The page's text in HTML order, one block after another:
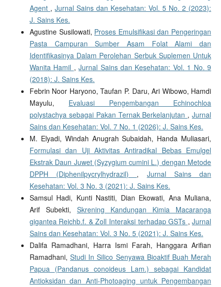
Agent , Jurnal Sains dan Kesehatan: Vol. 5 No. 2 (2023):
J. Sains Kes.
Agustine Susilowati, Proses Emulsifikasi dan Pengeringan
Pasta Campuran Sumber Asam Folat Alami dan
Identifikasinya Dalam Perolehan Serbuk Suplemen Untuk
Wanita Hamil ,Jurnal Sains dan Kesehatan: Vol. 1 No. 9
(2018): J. Sains Kes.
Febrin Noor Haryono, Taufan P. Daru, Ari Wibowo, Hamdi
Mayulu, Evaluasi Pengembangan Echinochloa
polystachya sebagai Pakan Ternak Berkelanjutan ,Jurnal
Sains dan Kesehatan: Vol. 7 No. 1 (2026): J. Sains Kes.
M. Elyadi, Windah Anugrah Subaidah, Handa Muliasari,
Formulasi dan Uji Aktivitas Antiradikal Bebas Emulgel
Ekstrak Daun Juwet (Syzygium cumini L.) dengan Metode
DPPH (Diphenilpycrylhydrazil) , Jurnal Sains dan
Kesehatan: Vol. 3 No. 3 (2021): J. Sains Kes.
Samsul Hadi, Kunti Nastiti, Dian Ekowati, Ana Muliana,
Arif Subekti, Skrening Kandungan Kimia Macaranga
gigantea Reichb.f. & Zoll Interaksi terhadap GSTs ,Jurnal
Sains dan Kesehatan: Vol. 3 No. 5 (2021): J. Sains Kes.
Dalifa Ramadhani, Harra Ismi Farah, Hanggara Arifian
Ramadhani,Studi In Silico Senyawa Bioaktif Buah Merah
Papua (Pandanus conoideus Lam.) sebagai Kandidat
Antioksidan dan Anti-Photoaging untuk Pengembangan